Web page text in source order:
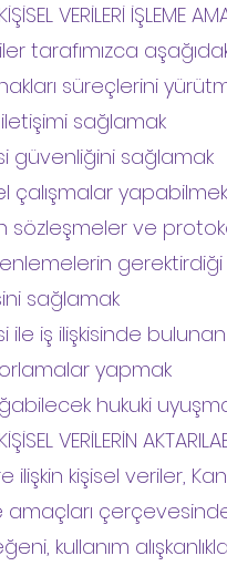
VERİLERİ İŞLEME
tarafımızca
süreçlerini
sağlamak
güvenliğini sağlamak
çalışmalar yapabilmek
sözleşmeler ve
gerektirdiği
sağlamak
ile iş ilişkisinde
yapmak
hukuki
VERİLERİN
ilişkin kişisel veriler,
amaçları
kullanım